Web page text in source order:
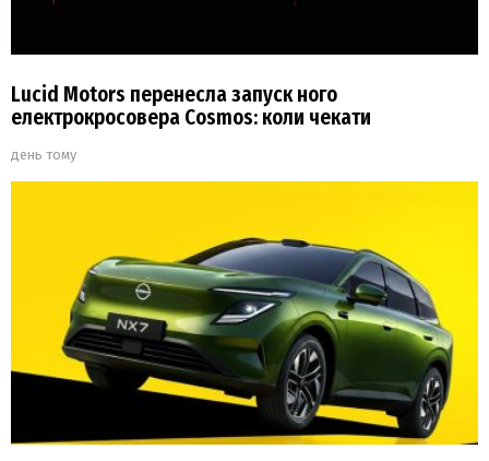
Lucid Motors перенесла запуск ного
електрокросовера Cosmos: коли чекати
день тому